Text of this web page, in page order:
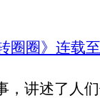
圈圈》连载
讲述了人们